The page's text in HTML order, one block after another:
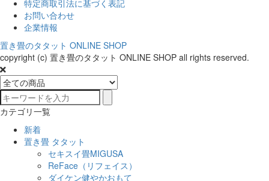
特定商取引法に基づく表記
お問い合わせ
企業情報
置き畳のタタット ONLINE SHOP
copyright (c) 置き畳のタタット ONLINE SHOP all rights reserved.
カテゴリ一覧
新着
置き畳 タタット
セキスイ畳MIGUSA
ReFace（リフェイス）
ダイケン健やかおもて